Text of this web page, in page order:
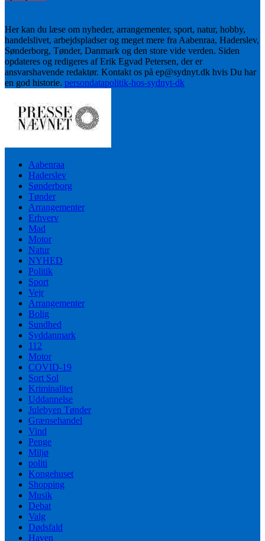
Her kan du læse om nyheder, arrangementer, sport, natur, hobby,
handelslivet, arbejdspladser og meget mere fra Aabenraa, Haderslev,
Sønderborg, Tønder, Danmark og den store vide verden. Siden
opdateres og redigeres af Erik Egvad Petersen, der er
ansvarshavende redaktør. Kontakt os på ep@sydnyt.dk hvis Du har
en god historie. persondatapolitik-hos-sydnyt-dk
Aabenraa
Haderslev
Sønderborg
Tønder
Arrangementer
Erhverv
Mad
Motor
Natur
NYHED
Politik
Sport
Vejr
Arrangementer
Bolig
Sundhed
Syddanmark
112
Motor
COVID-19
Sort Sol
Kriminalitet
Uddannelse
Julebyen Tønder
Grænsehandel
Vind
Penge
Miljø
politi
Kongehuset
Shopping
Musik
Debat
Valg
Dødsfald
Haven